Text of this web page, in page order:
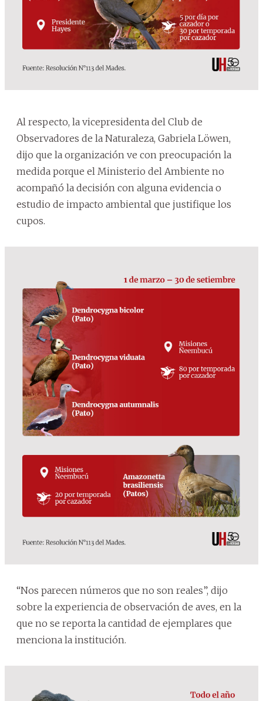
Al respecto, la vicepresidenta del Club de
Observadores de la Naturaleza, Gabriela Löwen,
dijo que la organización ve con preocupación la
medida porque el Ministerio del Ambiente no
acompañó la decisión con alguna evidencia o
estudio de impacto ambiental que justifique los
cupos.
“Nos parecen números que no son reales”, dijo
sobre la experiencia de observación de aves, en la
que no se reporta la cantidad de ejemplares que
menciona la institución.